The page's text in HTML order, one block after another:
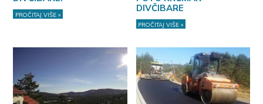
PROČITAJ VIŠE »
DIVČIBARE
PROČITAJ VIŠE »